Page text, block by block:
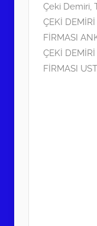
r
i
l
m
i
Çeki Demiri
ÇEKİ
FİRMASI
ÇEKİ
FİRMASI